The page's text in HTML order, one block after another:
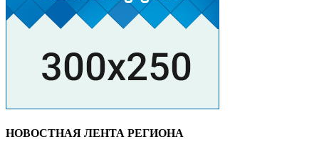
НОВОСТНАЯ ЛЕНТА РЕГИОНА